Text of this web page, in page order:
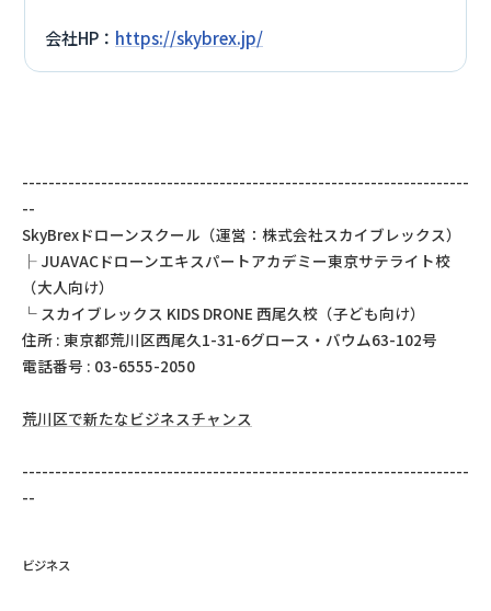
会社HP： https://skybrex.jp/
--------------------------------------------------------------------
--
SkyBrexドローンスクール（運営：株式会社スカイブレックス）
├ JUAVACドローンエキスパートアカデミー東京サテライト校
（大人向け）
└ スカイブレックス KIDS DRONE 西尾久校（子ども向け）
住所 : 東京都荒川区西尾久1-31-6グロース・バウム63-102号
電話番号 : 03-6555-2050
荒川区で新たなビジネスチャンス
--------------------------------------------------------------------
--
ビジネス